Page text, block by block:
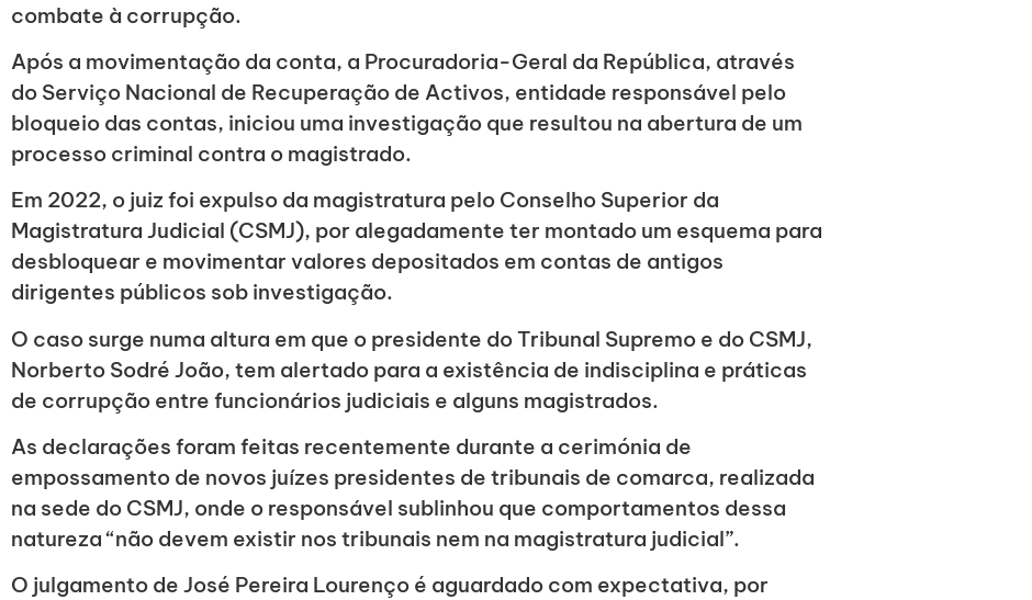
combate à corrupção.
Após a movimentação da conta, a Procuradoria-Geral da República, através
do Serviço Nacional de Recuperação de Activos, entidade responsável pelo
bloqueio das contas, iniciou uma investigação que resultou na abertura de um
processo criminal contra o magistrado.
Em 2022, o juiz foi expulso da magistratura pelo Conselho Superior da
Magistratura Judicial (CSMJ), por alegadamente ter montado um esquema para
desbloquear e movimentar valores depositados em contas de antigos
dirigentes públicos sob investigação.
O caso surge numa altura em que o presidente do Tribunal Supremo e do CSMJ,
Norberto Sodré João, tem alertado para a existência de indisciplina e práticas
de corrupção entre funcionários judiciais e alguns magistrados.
As declarações foram feitas recentemente durante a cerimónia de
empossamento de novos juízes presidentes de tribunais de comarca, realizada
na sede do CSMJ, onde o responsável sublinhou que comportamentos dessa
natureza “não devem existir nos tribunais nem na magistratura judicial”.
O julgamento de José Pereira Lourenço é aguardado com expectativa, por